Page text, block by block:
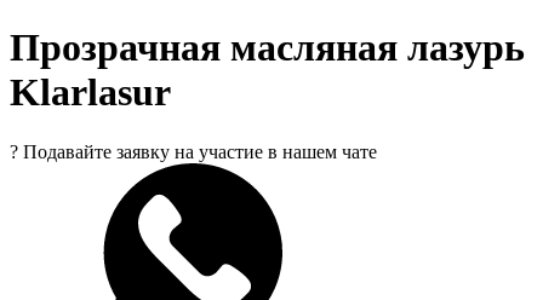
Прозрачная масляная лазурь
Klarlasur
? Подавайте заявку на участие в нашем чате